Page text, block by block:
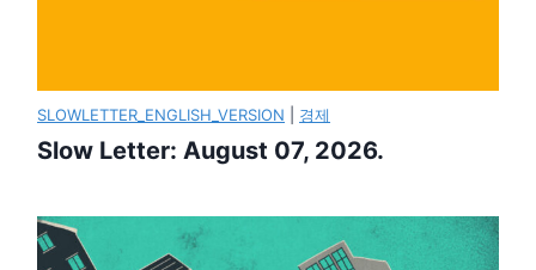
SLOWLETTER_ENGLISH_VERSION 경제
Slow Letter: August 07, 2026.